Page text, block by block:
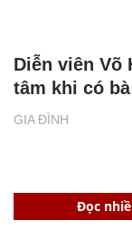
GIA ĐÌNH
Diễn viên Võ
tâm khi có
Đọc